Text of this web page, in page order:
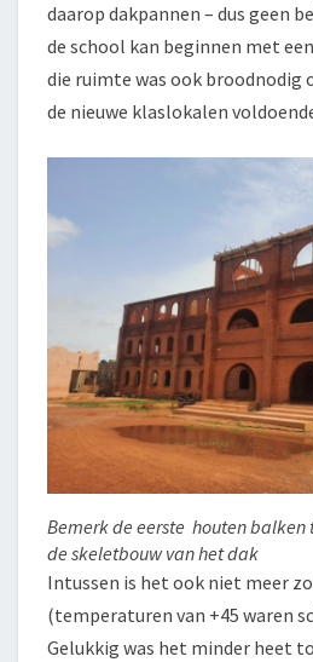
daarop dakpannen – dus geen
de school kan beginnen met
die ruimte was ook broodnodig
de nieuwe klaslokalen
Bemerk de eerste houten balken
de skeletbouw van het dak
Intussen is het ook niet meer
(temperaturen van +45 waren
Gelukkig was het minder heet